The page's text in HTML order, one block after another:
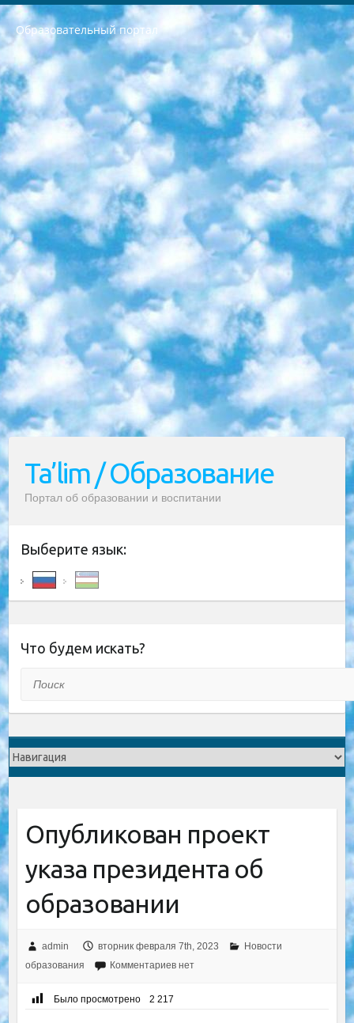
Образовательный портал
РЕСПУБЛИКА УЗБЕКИСТАН МИНИСТРЕРСТВО ДОШКОЛЬНОГО И ШКОЛЬНОГО ОБРАЗОВАНИЯ КОМАНДА в общеобразовательных учреждениях в 2023-2024 учебном году организация и проведение итоговой государственной аттестации обучающихся о Министра дошкольного и школьного образования Республики Узбекистан от 4 марта 2008 года (постановлением Минюста от 20 марта 2008 года № 1778 государственной регистрации) «Итоговое состояние учащихся общего среднего образования на основании положения об утверждении положения об аттестации общего среднего образования выпускной экзамен студентов в образовательных учреждениях в 2023-2024 учебном году В целях организации и прохождения аттестации приказываю: 1. Следующее: перечень предметов, по которым будет проводиться итоговая государственная аттестация и экзамен формы перевода согласно приложению 1; сертификаты международного образца, оценивающие уровень владения иностранными языками перечень согласно приложению 2; 2. Педагогический при специализированных образовательных учреждениях. научно-практический центр квалификации и международной оценки (Д.Давидова) 2024 г. До 25 марта: задания по предметам, по которым будет проводиться итоговая аттестация разработка и утверждение технических условий; итоговая аттестация на основании разработанного предметного задания разработка вопросов по предметам (устно и письменно), экзамен передача; общеобразовательные средние школы и специальные учебные заведения учащиеся выпускных классов школ и интернатов в агентской системе подготовка базы данных экзаменационных материалов и критериев оценки; перевод базы экзаменационных материалов на все языки обучения подать в Республиканский образовательный центр для изготовления; варианты экзаменов на основе разработанных контрольных материалов пусть будут поставлены задачи формирования. 3. Республиканский образовательный центр (Ш.Худайкулов) до 5 апреля 2024 года. до: база данных предоставленных экзаменационных материалов на все языки обучения перевод и экспертиза; для слепых, слабовидящих, глухих, слабослышащих и умственно отсталых детей учащиеся выпускных классов специализированных школ и школ-интернатов база данных экзаменационных материалов на всех преподаваемых языках подготовка критериев оценки; специализированные школы для умственно отсталых детей и технологии для учащихся выпускных классов школ-интернатов разработка соответствующих рекомендаций и критериев проведения ЕГЭ по естествознанию давать задания. 4. Педагогический при специализированных образовательных учреждениях. Научно-практический центр навыков и международной оценки (Д.Давидова), Республика образовательный центр (Худайкулов Ш.) итоговый государственный аттестационный экзамен ориентирован на творческое и логическое мышление при подготовке базы материалов учитывать введение заданий. 5. Следует отметить, что: сертификат государственного образца о знании общеобразовательного предмета и как минимум национальный уровень B1 по предметам на иностранных языках, указанным в Приложении 2. или международно признанный сертификат эквивалентного уровня студенты, изучающие определенный предмет, освобождаются от экзамена; по соответствующим предметам запланирована итоговая государственная аттестация за день до дня, путем жеребьевки Рабочей группой (в письменной форме по предметам, проводимым в форме) из числа сформированных вариантов выбрано 2 варианта; 2 выбранных варианта экзамена анонсированы на официальном сайте министерства и все выпускники по всей стране на основе этих вариантов проводит итоговую государственную аттестацию. 6. Государственное образование учащихся средних общеобразовательных учреждений. знания в соответствии с квалификационными требованиями, которые необходимо приобрести на основании стандартов итоговый (выпускной) контроль для 9 и 11 классов в целях тестирования Экзамены (далее – экзамены) состоят из предметов, перечисленных в приложении 1. будет сделано. 7. Экзамены пройдут с 26 мая по 15 июня 2024 г. (кроме науки физического воспитания). 8. Физическая для учащихся 9 классов общесредних образовательных учреждений. Экзамены по предмету «Образование, квалификация медицина» 1-6 мая 2024 года. сотрудники перевести под присмотр (с отклонениями в физическом или умственном развитии) специализированная школа для детей, школы-интернаты и со сколиозом школы-интернаты санаторного типа для больных детей исключены). 9. Он был слепым, слабовидящим и имел нарушения опорно-двигательного аппарата. экзамены в специализированных школах и интернатах для детей должны проводиться исходя из требований, предъявляемых к общеобразовательным учреждениям (физкультура кроме науки). 10. Специализированная школа для глухих и слабослышащих детей. и экзамены в интернатах и быть реализован в виде письменного теста по математике. 11. Специальность для умственно отсталых детей. Для 9 класса Родной язык и литературное письмо Государственный язык (язык обучения – узбекский). для неклассов) написано Математическое письмо Письменная/устная история Узбекистана Физическое воспитание практично Итоговый контроль Для 11 класса Написание родного языка и литературы (эссе) Математическое письмо Узбекский язык (обучение на узбекском языке) не посещающее общее среднее образование для учреждений)/Образовательное учреждение выбор письменный и устный Иностранный язык письменный/устный Письменная/устная история Узбекистана *По выбору студента:  Химия  Физика  Основы государственного права  География 10 бесплатных образовательных ресурсов - Мы составили подборку онлайн-проектов с интерактивными упражнениями, видеолекциями и статьями. Они помогут вам обрести новые и освежить старые знания бесплатно. 1. «ИНТУИТ» Старейшая образовательная площадка Рунета. Здесь вы найдёте сотни текстовых и видеокурсов на десятки различных тем — от программирования до психологии. Многие курсы подготовлены российскими университетами и крупными международными компаниями вроде Intel и Microsoft. Самостоятельное обучение бесплатное, но желающие могут оплатить услуги персональных наставников. 2. «Смартия» знакомит с актуальными профессиями и подсказывает, как им обучаться. Выбрав заинтересовавшую вас специальность — SMM-специалист, фотограф, веб-дизайнер или другую, — увидите список необходимых для неё умений. Чтобы вы могли освоить их самостоятельно, для каждого умения площадка отображает подборку ссылок на учебные материалы. Хотя «Смартия» ориентируется на русскоязычную аудиторию, часть контента всё же доступна только на английском. 3. «Лекторий Физтеха» Проект Московского физико-технического института (Физтеха). С его помощью вы можете смотреть онлайн серии лекций, записанные на видео в этом вузе. В числе доступных предметов — физика, биология, химия, информационные технологии и другие. К некоторым лекциям администрация ресурса прилагает готовые конспекты, которые можно скачивать в PDF-формате. 4. ITMOcourses Онлайн-площадка Санкт-Петербургского национального исследовательского университета информационных технологий, механики и оптики (ИТМО). Ресурс предоставляет свободный доступ к курсам, разработанным в этом вузе. Каталог материалов разбит на четыре категории: «Оптические системы и технологии», «Приборостроение и робототехника», «Информационные технологии» и «Биотехнологии». Курсы состоят из видеолекций, интерактивных демонстраций и заданий. 5. «КиберЛенинка» Электронная научная библиотека открытого доступа. Каталог площадки регулярно обрастает текстами статей из различных научных изданий. Сгруппированные по журналам и рубрикам публикации можно читать онлайн или скачивать целиком в PDF-формате. Проект нацелен на популяризацию науки за счёт открытого доступа к качественной информации. 6. «ПостНаука» На этом ресурсе публикуют подборки видеолекций, составленные экспертами из разных отраслей и объединённые общими темами. Среди них, к примеру, есть серии «Биоинформатика и геномика», «Культура средневековой Скандинавии» и Cinema Studies о теории кино. Каждая подборка лекций — логически связанная история, рассказанная экспертом от первого лица. Кроме того, на сайте появляются научно-образовательные статьи и тесты на разные темы. 7. «Newочём» Команда проекта «Newочём» отбирает самые интересные тексты из англоязычных СМИ и переводит те из них, за которые голосуют участники сообщества «ВКонтакте». По большей части это научно-популярные статьи. Редакторы придумывают лишь заголовки, в остальном содержание переводов соответствует оригиналам. Полные тексты можно читать прямо в социальной сети. 8. InternetUrok Онлайн-база материалов по основным дисциплинам школьной программы. Информация на сайте структурирована по классам, предметам и темам (урокам). Каждый урок состоит из видеолекций и конспектов. Есть также интерактивные тренажёры и тесты для закрепления пройденного материала. Даже если вы давно окончили школу, возможность повторить программу старших классов всегда может пригодиться. 9. Edutainme Ещё один ресурс об образовании. В отличие от Newtonew, как мне кажется, Edutainme больше ориентируется на представителей индустрии: педагогов, предпринимателей, разработчиков образовательных проектов. Но и любой, кто просто стремится к саморазвитию, найдёт на сайте много полезного и интересного для себя. Например, информацию о новых курсах и образовательных сервисах. 10. Newtonew Онлайн-медиа об образовании и обучении в широком смысле. Авторы Newtonew пишут об инструментах, заведениях, тактиках и стратегиях, которые помогают учить других и получать новые знания самостоятельно. На этой площадке вы найдёте новости, обзоры, аналитические мат
Ta’lim / Образование
Портал об образовании и воспитании
Выберите язык:
Что будем искать?
Опубликован проект
указа президента об
образовании
admin вторник февраля 7th, 2023
Новости
образования
Комментариев нет
Было просмотрено 2 217